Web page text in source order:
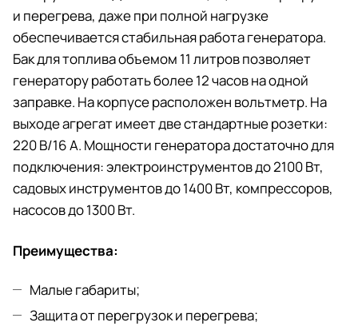
и перегрева, даже при полной нагрузке
обеспечивается стабильная работа генератора.
Бак для топлива объемом 11 литров позволяет
генератору работать более 12 часов на одной
заправке. На корпусе расположен вольтметр. На
выходе агрегат имеет две стандартные розетки:
220 В/16 А. Мощности генератора достаточно для
подключения: электроинструментов до 2100 Вт,
садовых инструментов до 1400 Вт, компрессоров,
насосов до 1300 Вт.
Преимущества:
Малые габариты;
Защита от перегрузок и перегрева;